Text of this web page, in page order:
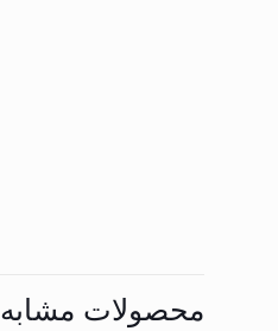
محصولات مشابه